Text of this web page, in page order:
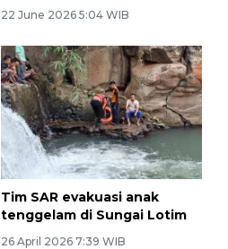
22 June 2026 5:04 WIB
Tim SAR evakuasi anak
tenggelam di Sungai Lotim
26 April 2026 7:39 WIB